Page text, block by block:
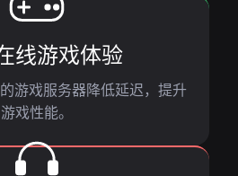
线游戏体验
游戏服务器降低延迟，提升
游戏性能。